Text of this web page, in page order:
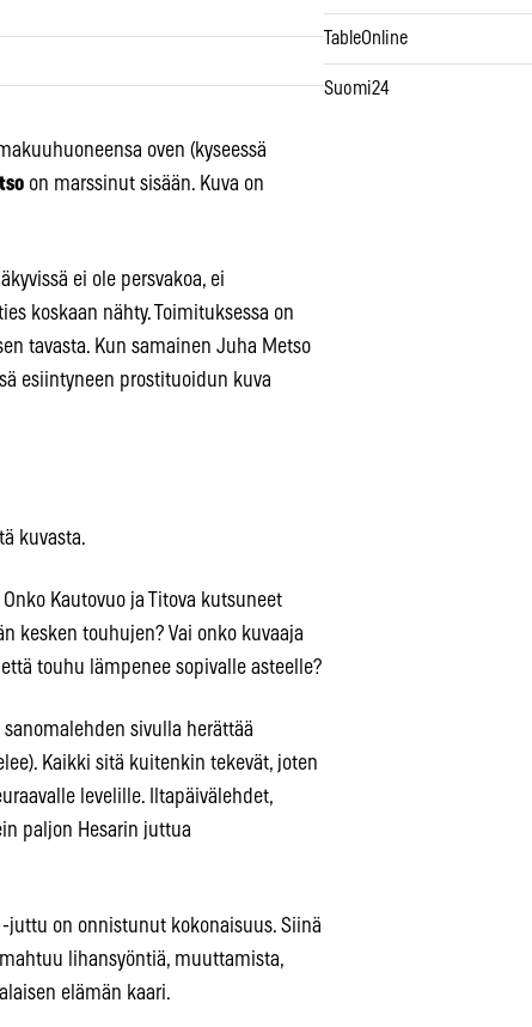
oven (kyseessä
on marssinut sisään. Kuva on
ei ole persvakoa, ei
koskaan nähty. Toimituksessa on
tavasta. Kun samainen Juha Metso
esiintyneen prostituoidun kuva
kuvasta.
Kautovuo ja Titova kutsuneet
kesken touhujen? Vai onko kuvaaja
touhu lämpenee sopivalle asteelle?
sivulla herättää
Kaikki sitä kuitenkin tekevät, joten
levelille. Iltapäivälehdet,
paljon Hesarin juttua
juttu on onnistunut kokonaisuus. Siinä
lihansyöntiä, muuttamista,
elämän kaari.
TableOnline
Suomi24